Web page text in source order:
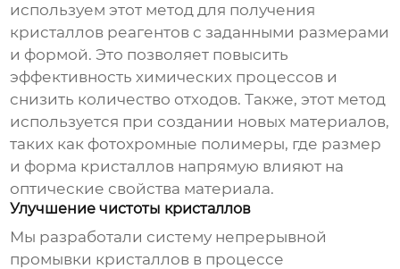
используем этот метод для получения
кристаллов реагентов с заданными размерами
и формой. Это позволяет повысить
эффективность химических процессов и
снизить количество отходов. Также, этот метод
используется при создании новых материалов,
таких как фотохромные полимеры, где размер
и форма кристаллов напрямую влияют на
оптические свойства материала.
Улучшение чистоты кристаллов
Мы разработали систему непрерывной
промывки кристаллов в процессе